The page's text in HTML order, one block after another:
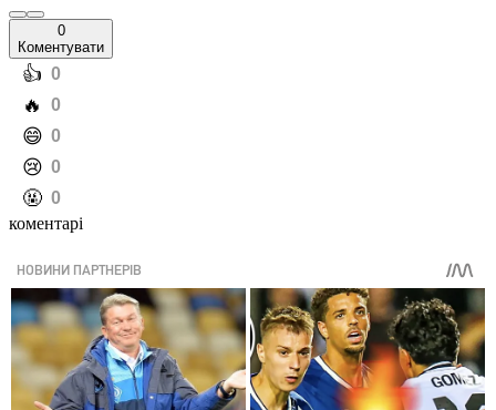
0
Коментувати
️👍 0
️🔥 0
️😄 0
️😢 0
️🤬 0
коментарі